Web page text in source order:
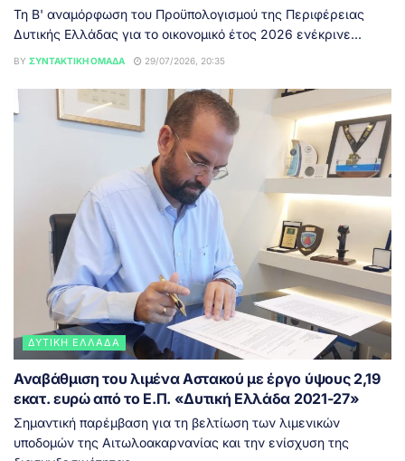
Τη Β' αναμόρφωση του Προϋπολογισμού της Περιφέρειας
Δυτικής Ελλάδας για το οικονομικό έτος 2026 ενέκρινε...
BY ΣΥΝΤΑΚΤΙΚΉ ΟΜΆΔΑ 29/07/2026, 20:35
ΔΥΤΙΚΉ ΕΛΛΆΔΑ
Αναβάθμιση του λιμένα Αστακού με έργο ύψους 2,19
εκατ. ευρώ από το Ε.Π. «Δυτική Ελλάδα 2021-27»
Σημαντική παρέμβαση για τη βελτίωση των λιμενικών
υποδομών της Αιτωλοακαρνανίας και την ενίσχυση της